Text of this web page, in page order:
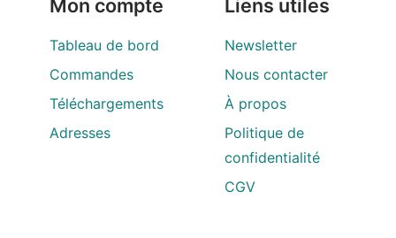
Mon compte
Tableau de bord
Commandes
Téléchargements
Adresses
Liens utiles
Newsletter
Nous contacter
À propos
Politique de
confidentialité
CGV